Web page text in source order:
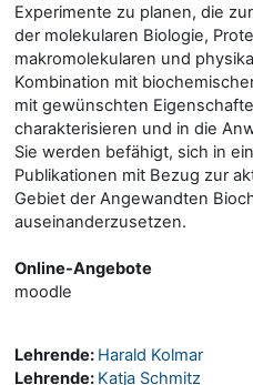
Experimente zu planen, die
der molekularen Biologie,
makromolekularen und
Kombination mit
mit gewünschten
charakterisieren und in die
Sie werden befähigt, sich in
Publikationen mit Bezug zur
Gebiet der Angewandten
auseinanderzusetzen.
Online-Angebote
moodle
Lehrende: Harald Kolmar
Lehrende: Katja Schmitz